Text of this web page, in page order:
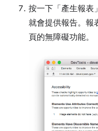
按一下「產生報表」
就會提供報告。報
頁的無障礙功能。